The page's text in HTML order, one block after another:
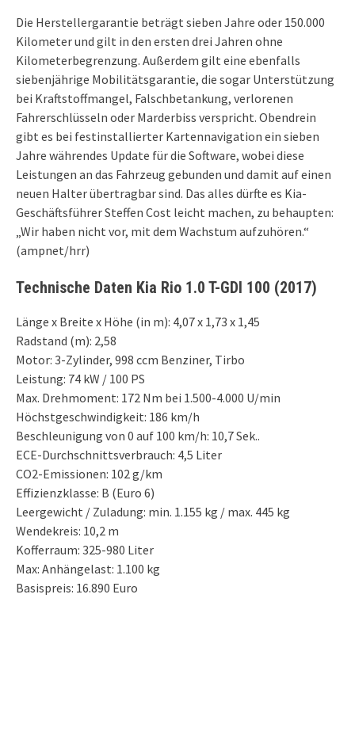
Die Herstellergarantie beträgt sieben Jahre oder 150.000
Kilometer und gilt in den ersten drei Jahren ohne
Kilometerbegrenzung. Außerdem gilt eine ebenfalls
siebenjährige Mobilitätsgarantie, die sogar Unterstützung
bei Kraftstoffmangel, Falschbetankung, verlorenen
Fahrerschlüsseln oder Marderbiss verspricht. Obendrein
gibt es bei festinstallierter Kartennavigation ein sieben
Jahre währendes Update für die Software, wobei diese
Leistungen an das Fahrzeug gebunden und damit auf einen
neuen Halter übertragbar sind. Das alles dürfte es Kia-
Geschäftsführer Steffen Cost leicht machen, zu behaupten:
„Wir haben nicht vor, mit dem Wachstum aufzuhören.“
(ampnet/hrr)
Technische Daten Kia Rio 1.0 T-GDI 100 (2017)
Länge x Breite x Höhe (in m): 4,07 x 1,73 x 1,45
Radstand (m): 2,58
Motor: 3-Zylinder, 998 ccm Benziner, Tirbo
Leistung: 74 kW / 100 PS
Max. Drehmoment: 172 Nm bei 1.500-4.000 U/min
Höchstgeschwindigkeit: 186 km/h
Beschleunigung von 0 auf 100 km/h: 10,7 Sek..
ECE-Durchschnittsverbrauch: 4,5 Liter
CO2-Emissionen: 102 g/km
Effizienzklasse: B (Euro 6)
Leergewicht / Zuladung: min. 1.155 kg / max. 445 kg
Wendekreis: 10,2 m
Kofferraum: 325-980 Liter
Max: Anhängelast: 1.100 kg
Basispreis: 16.890 Euro